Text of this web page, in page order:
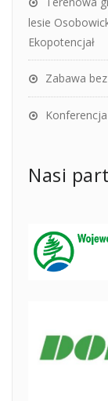
lesie
Ekopotencjał
Zabawa
Nasi